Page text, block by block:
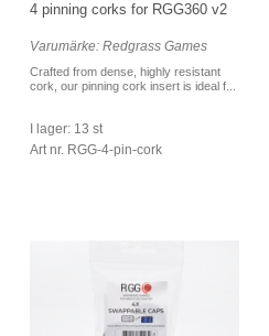
4 pinning corks for RGG360 v2
Varumärke: Redgrass Games
Crafted from dense, highly resistant
cork, our pinning cork insert is ideal f...
I lager: 13 st
Art nr. RGG-4-pin-cork